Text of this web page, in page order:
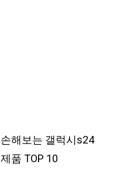
해보는 갤럭시s24
품 TOP 10